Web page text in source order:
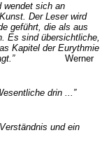
wendet sich an
Der Leser wird
geführt, die als aus
Es sind übersichtliche,
Kapitel der Eurythmie
gesagt.” Werner
drin ...”
und ein